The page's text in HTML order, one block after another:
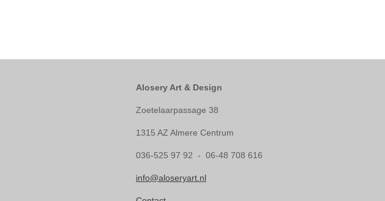
Alosery Art & Design
Zoetelaarpassage 38
1315 AZ Almere Centrum
036-525 97 92 - 06-48 708 616
info@aloseryart.nl